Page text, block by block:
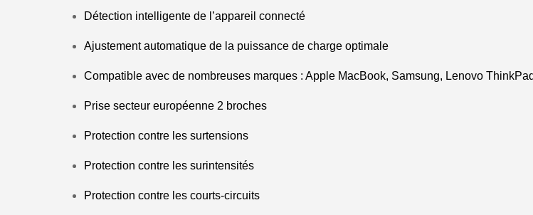
Détection intelligente de l’appareil connecté
Ajustement automatique de la puissance de charge optimale
Compatible avec de nombreuses marques : Apple MacBook, Samsung, Lenovo
Prise secteur européenne 2 broches
Protection contre les surtensions
Protection contre les surintensités
Protection contre les courts-circuits